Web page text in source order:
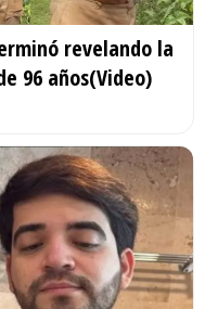
revelando la
96 años(Video)